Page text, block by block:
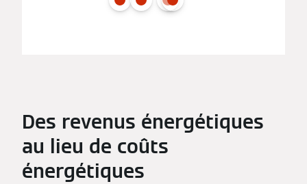
Des revenus énergétiques
au lieu de coûts
énergétiques